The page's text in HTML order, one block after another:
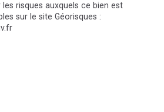
les risques auxquels ce bien est
sur le site Géorisques :